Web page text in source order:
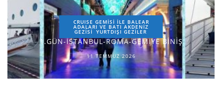
CRUISE GEMİSİ İLE BALEAR
ADALARI VE BATI AKDENİZ
GEZİSİ YURTDIŞI GEZILER
1.GÜN-İSTANBUL-ROMA-GEMİYE BİNİŞ
11 TEMMUZ 2026